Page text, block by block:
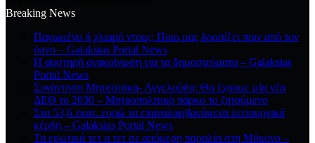
Breaking News
Παγωμένο ή χλιαρό ντους; Ποιο μας δροσίζει πριν από τον
ύπνο – Galaksias Portal News
Η αυστηρή ανακοίνωση για τα δημοσιεύματα – Galaksias
Portal News
Συνάντηση Μητσοτάκη- Αγγελούδη: Θα έχουμε μία νέα
ΔΕΘ το 2030 – Μητροπολιτικό πάρκο το ζητούμενο
Στα 53,6 εκατ. ευρώ τα επαναλαμβανόμενα λειτουργικά
κέρδη – Galaksias Portal News
Τα ερωτικά τετ α τετ σε απόμερη παραλία στη Μύκονο –